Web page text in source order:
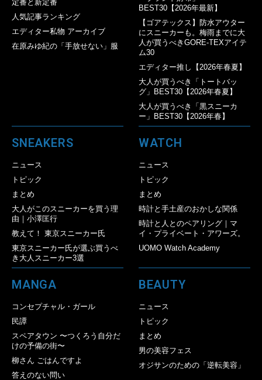
定番と新定番
人気記事ランキング
エディター私物 アーカイブ
在原みゆ紀の「手放せない」服
BEST30【2026年最新】
【ゴアテックス】防水アウター
にスニーカーも。梅雨までに大
人が買うべきGORE-TEXアイテ
ム30
エディター推し【2026年春夏】
大人が買うべき「トートバッ
グ」BEST30【2026年春夏】
大人が買うべき「黒スニーカ
ー」BEST30【2026年春】
SNEAKERS
ニュース
トピック
まとめ
大人がこのスニーカーを買う理
由｜小澤匡行
教えて！ 東京スニーカー氏
東京スニーカー氏が選ぶ買うべ
き大人スニーカー3選
WATCH
ニュース
トピック
まとめ
時計と手土産のおかしな関係
時計と人とのペアリング｜マ
イ・プライベート・アワーズ。
UOMO Watch Academy
MANGA
コンセプチャル・ガール
民譚
スペアタウン 〜つくろう自分だ
けの予備の街〜
柳さん ごはんですよ
答えのない問い
BEAUTY
ニュース
トピック
まとめ
男の美容フェス
オジサンのための「逆転美容」